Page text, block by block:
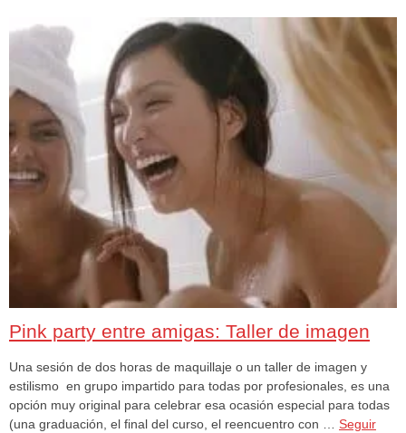
Pink party entre amigas: Taller de imagen
Una sesión de dos horas de maquillaje o un taller de imagen y
estilismo en grupo impartido para todas por profesionales, es una
opción muy original para celebrar esa ocasión especial para todas
(una graduación, el final del curso, el reencuentro con … Seguir